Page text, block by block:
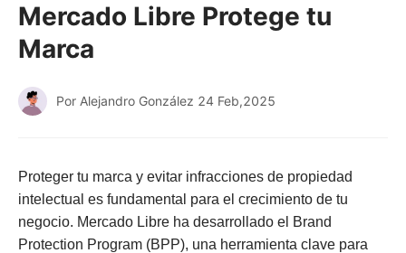
Mercado Libre Protege tu
Marca
Por Alejandro González 24 Feb,2025
Proteger tu marca y evitar infracciones de propiedad
intelectual es fundamental para el crecimiento de tu
negocio. Mercado Libre ha desarrollado el Brand
Protection Program (BPP), una herramienta clave para